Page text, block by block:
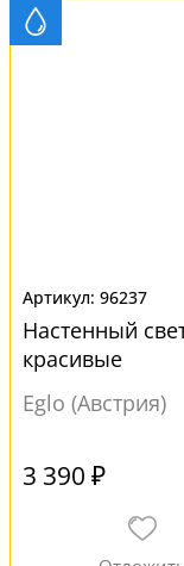
96237
Настенный
красивые
Eglo (Австрия)
3 390 ₽